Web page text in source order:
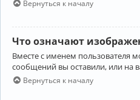
Вернуться к началу
Что означают
Вместе с именем пользователя
сообщений вы оставили, или на
Вернуться к началу